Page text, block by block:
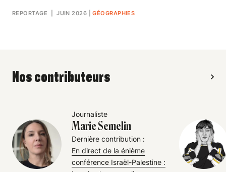
REPORTAGE | JUIN 2026 |GÉOGRAPHIES
Nos contributeurs
Journaliste
Marie Semelin
Dernière contribution :
En direct de la énième
conférence Israël-Palestine :